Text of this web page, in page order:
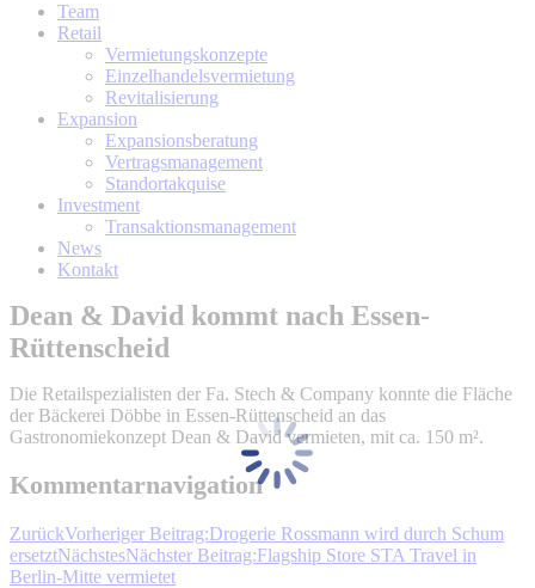
Team
Retail
Vermietungskonzepte
Einzelhandelsvermietung
Revitalisierung
Expansion
Expansionsberatung
Vertragsmanagement
Standortakquise
Investment
Transaktionsmanagement
News
Kontakt
Dean & David kommt nach Essen-
Rüttenscheid
Die Retailspezialisten der Fa. Stech & Company konnte die Fläche
der Bäckerei Döbbe in Essen-Rüttenscheid an das
Gastronomiekonzept Dean & David vermieten, mit ca. 150 m².
Kommentarnavigation
ZurückVorheriger Beitrag:Drogerie Rossmann wird durch Schum
ersetztNächstesNächster Beitrag:Flagship Store STA Travel in
Berlin-Mitte vermietet